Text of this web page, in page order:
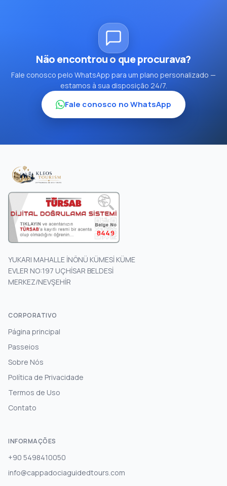
Não encontrou o que procurava?
Fale conosco pelo WhatsApp para um plano personalizado —
estamos à sua disposição 24/7.
Fale conosco no WhatsApp
8449
YUKARI MAHALLE İNÖNÜ KÜMESİ KÜME
EVLER NO:197 UÇHİSAR BELDESİ
MERKEZ/NEVŞEHİR
CORPORATIVO
Página principal
Passeios
Sobre Nós
Política de Privacidade
Termos de Uso
Contato
INFORMAÇÕES
+90 5498410050
info@cappadociaguidedtours.com